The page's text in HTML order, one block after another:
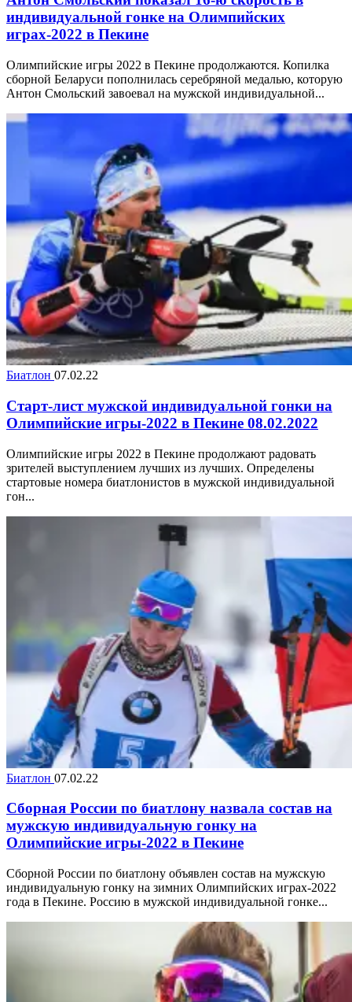
индивидуальной гонке на Олимпийских
играх-2022 в Пекине
Олимпийские игры 2022 в Пекине продолжаются. Копилка
сборной Беларуси пополнилась серебряной медалью, которую
Антон Смольский завоевал на мужской индивидуальной...
Биатлон 07.02.22
Старт-лист мужской индивидуальной гонки на
Олимпийские игры-2022 в Пекине 08.02.2022
Олимпийские игры 2022 в Пекине продолжают радовать
зрителей выступлением лучших из лучших. Определены
стартовые номера биатлонистов в мужской индивидуальной
гон...
Биатлон 07.02.22
Сборная России по биатлону назвала состав на
мужскую индивидуальную гонку на
Олимпийские игры-2022 в Пекине
Сборной России по биатлону объявлен состав на мужскую
индивидуальную гонку на зимних Олимпийских играх-2022
года в Пекине. Россию в мужской индивидуальной гонке...